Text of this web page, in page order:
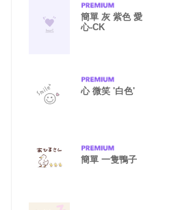
簡單 灰 紫色 愛
心-CK
心 微笑 '白色'
簡單 一隻鴨子